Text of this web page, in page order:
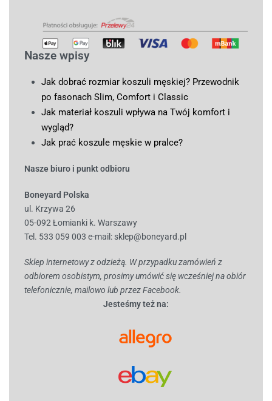
Nasze wpisy
Jak dobrać rozmiar koszuli męskiej? Przewodnik
po fasonach Slim, Comfort i Classic
Jak materiał koszuli wpływa na Twój komfort i
wygląd?
Jak prać koszule męskie w pralce?
Nasze biuro i punkt odbioru
Boneyard Polska
ul. Krzywa 26
05-092 Łomianki k. Warszawy
Tel. 533 059 003 e-mail: sklep@boneyard.pl
Sklep internetowy z odzieżą. W przypadku zamówień z
odbiorem osobistym, prosimy umówić się wcześniej na obiór
telefonicznie, mailowo lub przez Facebook.
Jesteśmy też na: